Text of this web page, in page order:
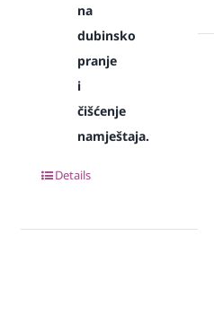
na
dubinsko
pranje
i
čišćenje
namještaja.
Details